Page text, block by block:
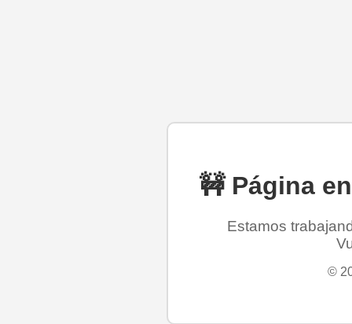
🚧 Página
Estamos
©